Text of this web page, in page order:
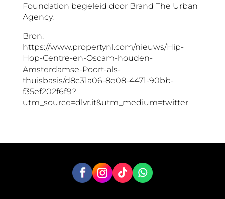
Foundation begeleid door Brand The Urban
Agency.
Bron:
https://www.propertynl.com/nieuws/Hip-
Hop-Centre-en-Oscam-houden-
Amsterdamse-Poort-als-
thuisbasis/d8c31a06-8e08-4471-90bb-
f35ef202f6f9?
utm_source=dlvr.it&utm_medium=twitter